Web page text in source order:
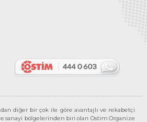
diğer bir çok ile göre avantajlı ve rekabetçi
sanayi bölgelerinden biri olan Ostim Organize